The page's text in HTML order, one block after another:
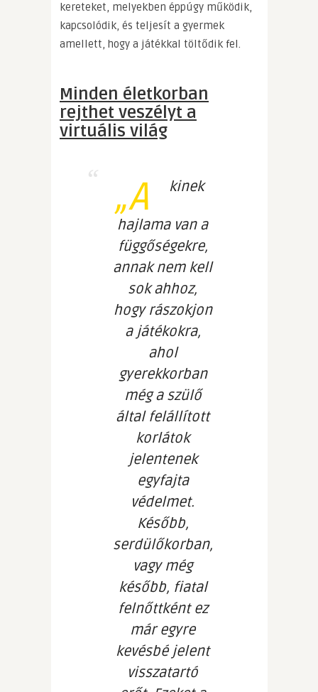
kereteket, melyekben éppúgy működik,
kapcsolódik, és teljesít a gyermek
amellett, hogy a játékkal töltődik fel.
Minden életkorban
rejthet veszélyt a
virtuális világ
„A kinek
hajlama van a
függőségekre,
annak nem kell
sok ahhoz,
hogy rászokjon
a játékokra,
ahol
gyerekkorban
még a szülő
által felállított
korlátok
jelentenek
egyfajta
védelmet.
Később,
serdülőkorban,
vagy még
később, fiatal
felnőttként ez
már egyre
kevésbé jelent
visszatartó